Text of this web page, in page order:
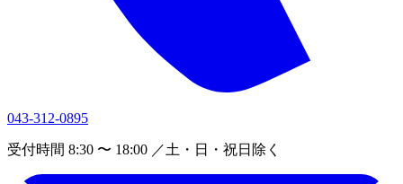
043-312-0895
受付時間 8:30 〜 18:00 ／土・日・祝日除く